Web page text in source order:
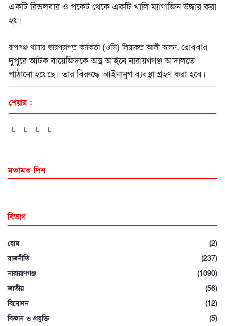
একটি রিভলবার ও পকেট থেকে একটি খালি ম্যাগাজিন উদ্ধার করা
হয়।
রূপগঞ্জ থানার ভারপ্রাপ্ত কর্মকর্তা (ওসি) লিয়াকত আলী বলেন, রোববার
দুপুরে আটক বায়েজিদকে অস্ত্র আইনে নারায়ণগঞ্জ আদালতে
পাঠানো হয়েছে। তার বিরুদ্ধে আইনানুগ ব্যবস্থা গ্রহণ করা হবে।
শেয়ার :
মতামত দিন
বিভাগ
হোম
(2)
রাজনীতি
(237)
নারায়াণগঞ্জ
(1090)
জাতীয়
(56)
বিনোদন
(12)
বিজ্ঞান ও প্রযুক্তি
(5)